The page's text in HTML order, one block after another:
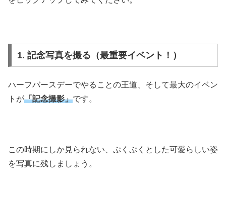
1. 記念写真を撮る（最重要イベント！）
ハーフバースデーでやることの王道、そして最大のイベン
トが「記念撮影」です。
この時期にしか見られない、ぷくぷくとした可愛らしい姿
を写真に残しましょう。